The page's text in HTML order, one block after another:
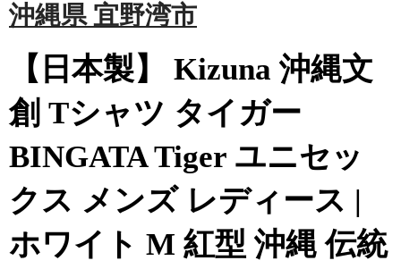
沖縄県 宜野湾市
【日本製】 Kizuna 沖縄文
創 Tシャツ タイガー
BINGATA Tiger ユニセッ
クス メンズ レディース |
ホワイト M 紅型 沖縄 伝統